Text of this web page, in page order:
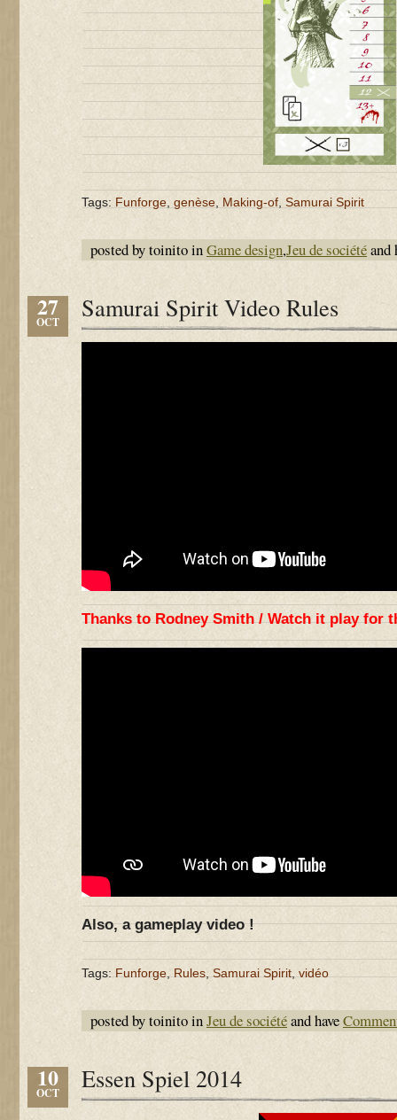
Tags: Funforge genèse Making-of Samurai Spirit
posted by toinito inGame design,Jeu de sociétéand
27
OCT Samurai Spirit Video Rules
Thanks to Rodney Smith / Watch it play for
Also, a gameplay video !
Tags: Funforge Rules Samurai Spirit vidéo
posted by toinito inJeu de sociétéand have
10
OCT Essen Spiel 2014